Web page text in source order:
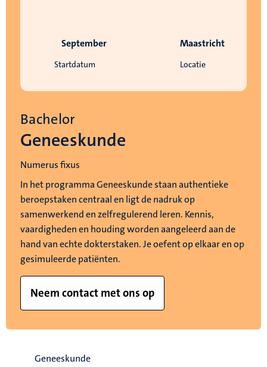
Startdatum
September
Locatie
Maastricht
Bachelor
Geneeskunde
Numerus fixus
In het programma Geneeskunde staan authentieke
beroepstaken centraal en ligt de nadruk op
samenwerkend en zelfregulerend leren. Kennis,
vaardigheden en houding worden aangeleerd aan de
hand van echte dokterstaken. Je oefent op elkaar en op
gesimuleerde patiënten.
Neem contact met ons op
Geneeskunde